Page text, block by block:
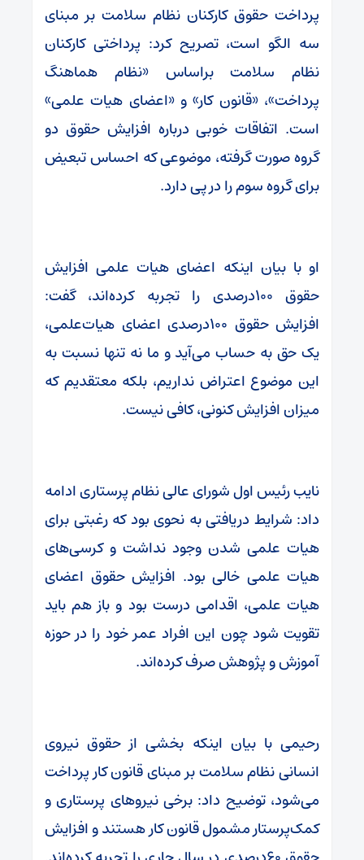
پرداخت حقوق کارکنان نظام سلامت بر مبنای
سه الگو است، تصریح کرد: پرداختی کارکنان
نظام سلامت براساس «نظام هماهنگ
پرداخت»، «قانون کار» و «اعضای هیات علمی»
است. اتفاقات خوبی درباره افزایش حقوق دو
گروه صورت گرفته، موضوعی که احساس تبعیض
برای گروه سوم را در پی دارد.
او با بیان اینکه اعضای هیات علمی افزایش
حقوق ۱۰۰درصدی را تجربه کرده‌اند، گفت:
افزایش حقوق ۱۰۰درصدی اعضای هیات‌علمی،
یک حق به حساب می‌آید و ما نه تنها نسبت به
این موضوع اعتراض نداریم، بلکه معتقدیم که
میزان افزایش کنونی، کافی نیست.
نایب‌ رئیس اول شورای عالی نظام پرستاری ادامه
داد: شرایط دریافتی به نحوی بود که رغبتی برای
هیات علمی شدن وجود نداشت و کرسی‌های
هیات علمی خالی بود. افزایش حقوق اعضای
هیات علمی، اقدامی درست بود و باز هم باید
تقویت شود چون این افراد عمر خود را در حوزه
آموزش و پژوهش صرف‌ کرده‌اند.
رحیمی با بیان اینکه بخشی از حقوق نیروی
انسانی نظام سلامت بر مبنای قانون کار پرداخت
می‌شود، توضیح داد: برخی نیروهای پرستاری و
کمک‌پرستار مشمول قانون کار هستند و افزایش